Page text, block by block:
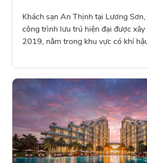
Khách sạn An Thịnh tại Lương
công trình lưu trú hiện đại được
2019, nằm trong khu vực có khí
trình và hạn chế tối đa nguy cơ
tư đã lựa chọn Conmik làm đơn vị
và thi công giải pháp chống thấm toàn
dự án này, Conmik áp dụng hệ vật
và Conmik Seal 100, hai dòng sản
dụng có khả năng bám dính và đàn
ngăn ngừa thấm nước và nứt gãy
Các hạng mục thi công bao gồm